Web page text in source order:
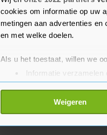
cookies om informatie op uw
metingen aan advertenties
en met welke doelen.
Als u het toestaat, willen we
Informatie
Uw apparaat
Lees meer over hoe uw
toestemming op elk moment
Weigeren
Pahalgam. Daarbij